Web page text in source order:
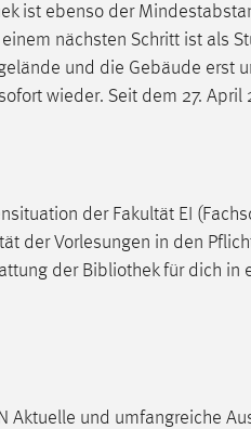
ist ebenso der
nächsten Schritt ist als
und die Gebäude erst
wieder. Seit dem 27.
der Fakultät EI
der Vorlesungen in den
der Bibliothekfür dich in
Aktuelle und umfangreiche